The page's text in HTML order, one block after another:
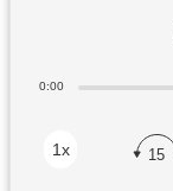
0:00
1x 15